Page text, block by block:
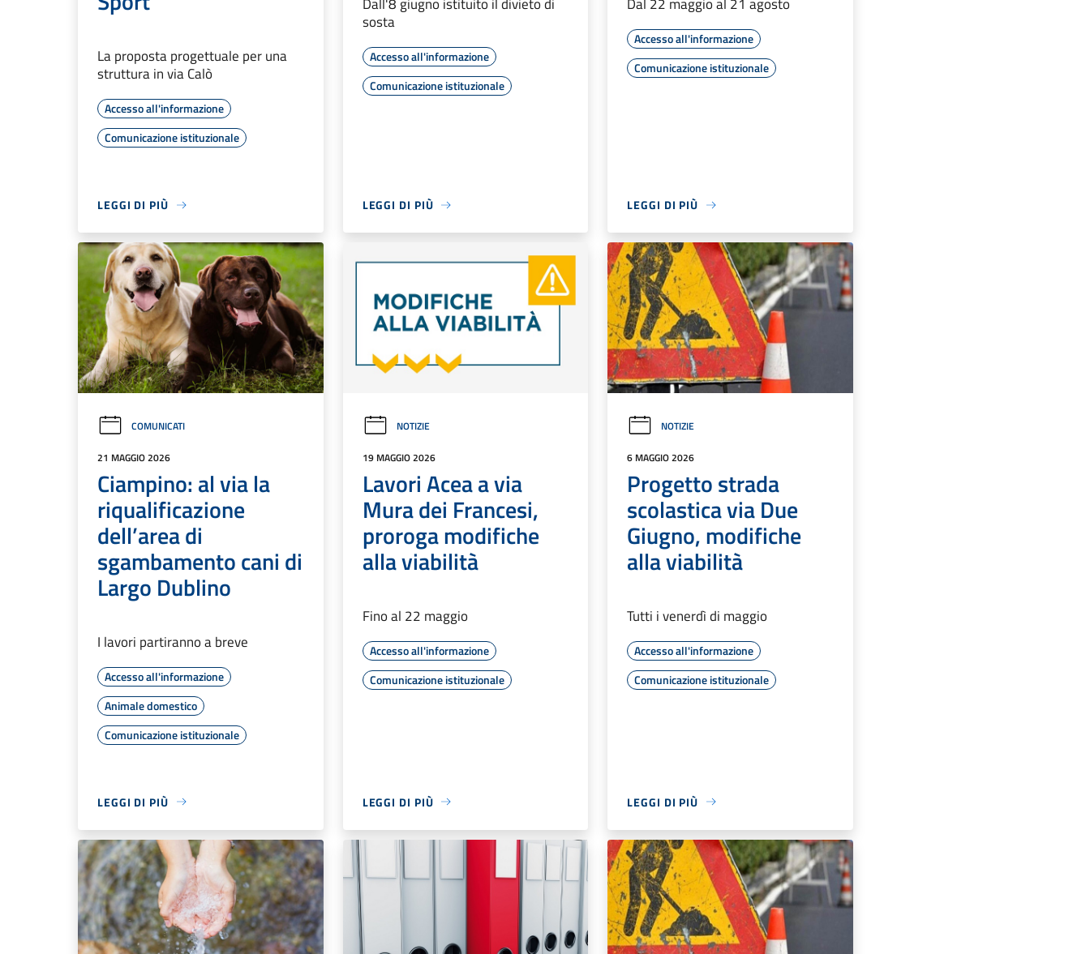
La proposta progettuale per una
struttura in via Calò
Accesso all'informazione
Comunicazione istituzionale
LEGGI DI PIÙ
sosta
Accesso all'informazione
Comunicazione istituzionale
LEGGI DI PIÙ
Accesso all'informazione
Comunicazione istituzionale
LEGGI DI PIÙ
COMUNICATI
21 MAGGIO 2026
Ciampino: al via la
riqualificazione
dell’area di
sgambamento cani di
Largo Dublino
I lavori partiranno a breve
Accesso all'informazione
Animale domestico
Comunicazione istituzionale
LEGGI DI PIÙ
NOTIZIE
19 MAGGIO 2026
Lavori Acea a via
Mura dei Francesi,
proroga modifiche
alla viabilità
Fino al 22 maggio
Accesso all'informazione
Comunicazione istituzionale
LEGGI DI PIÙ
NOTIZIE
6 MAGGIO 2026
Progetto strada
scolastica via Due
Giugno, modifiche
alla viabilità
Tutti i venerdì di maggio
Accesso all'informazione
Comunicazione istituzionale
LEGGI DI PIÙ